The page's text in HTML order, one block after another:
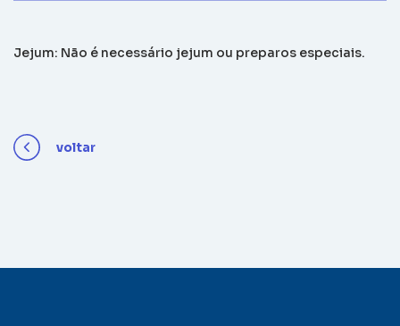
Jejum: Não é necessário jejum ou preparos especiais.
voltar